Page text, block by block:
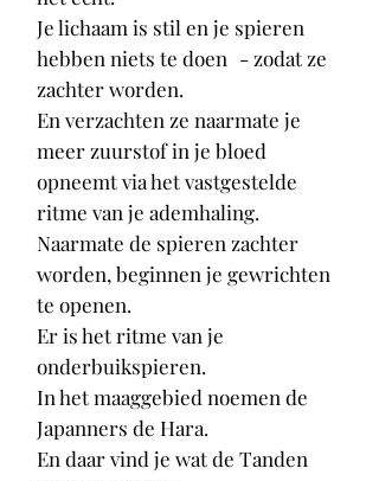
Je lichaam is stil en je spieren
hebben niets te doen - zodat ze
zachter worden.
En verzachten ze naarmate je
meer zuurstof in je bloed
opneemt via het vastgestelde
ritme van je ademhaling.
Naarmate de spieren zachter
worden, beginnen je gewrichten
te openen.
Er is het ritme van je
onderbuikspieren.
In het maaggebied noemen de
Japanners de Hara.
En daar vind je wat de Tanden